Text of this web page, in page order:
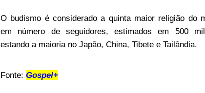
O budismo é considerado a quinta maior religião do
em número de seguidores, estimados em 500
estando a maioria no Japão, China, Tibete e Tailândia.
Fonte: Gospel+